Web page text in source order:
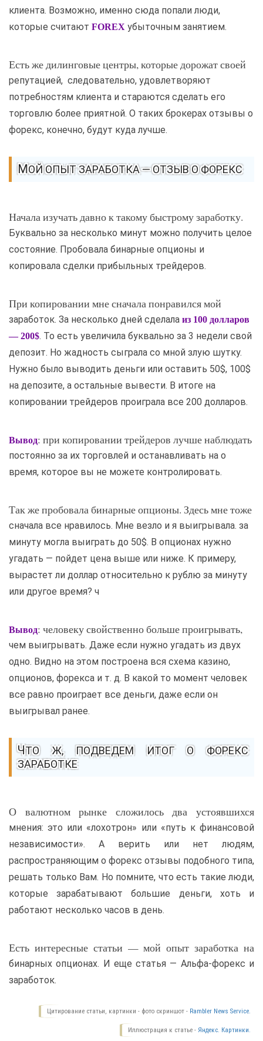
клиента. Возможно, именно сюда попали люди,
которые считают FOREX убыточным занятием.
Есть же дилинговые центры, которые дорожат своей
репутацией, следовательно, удовлетворяют
потребностям клиента и стараются сделать его
торговлю более приятной. О таких брокерах отзывы о
форекс, конечно, будут куда лучше.
МОЙ ОПЫТ ЗАРАБОТКА — ОТЗЫВ О ФОРЕКС
Начала изучать давно к такому быстрому заработку.
Буквально за несколько минут можно получить целое
состояние. Пробовала бинарные опционы и
копировала сделки прибыльных трейдеров.
При копировании мне сначала понравился мой
заработок. За несколько дней сделала из 100 долларов
— 200$. То есть увеличила буквально за 3 недели свой
депозит. Но жадность сыграла со мной злую шутку.
Нужно было выводить деньги или оставить 50$, 100$
на депозите, а остальные вывести. В итоге на
копировании трейдеров проиграла все 200 долларов.
Вывод: при копировании трейдеров лучше наблюдать
постоянно за их торговлей и останавливать на о
время, которое вы не можете контролировать.
Так же пробовала бинарные опционы. Здесь мне тоже
сначала все нравилось. Мне везло и я выигрывала. за
минуту могла выиграть до 50$. В опционах нужно
угадать — пойдет цена выше или ниже. К примеру,
вырастет ли доллар относительно к рублю за минуту
или другое время? ч
Вывод: человеку свойственно больше проигрывать,
чем выигрывать. Даже если нужно угадать из двух
одно. Видно на этом построена вся схема казино,
опционов, форекса и т. д. В какой то момент человек
все равно проиграет все деньги, даже если он
выигрывал ранее.
ЧТО Ж, ПОДВЕДЕМ ИТОГ О ФОРЕКС
ЗАРАБОТКЕ
О валютном рынке сложилось два устоявшихся
мнения: это или «лохотрон» или «путь к финансовой
независимости». А верить или нет людям,
распространяющим о форекс отзывы подобного типа,
решать только Вам. Но помните, что есть такие люди,
которые зарабатывают большие деньги, хоть и
работают несколько часов в день.
Есть интересные статьи — мой опыт заработка на
бинарных опционах. И еще статья — Альфа-форекс и
заработок.
Цитирование статьи, картинки - фото скриншот - Rambler News Service.
Иллюстрация к статье - Яндекс. Картинки.